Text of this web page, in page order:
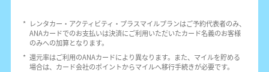
レンタカーやアクティビティでは100円につき1マイル、プ
ラスマイルプランでは1泊あたり最大2,000マイルを貯める
ことが可能です。旅行代金をANAカードで支払えば、さら
にマイルが貯まります。
* レンタカー・アクティビティ・プラスマイルプランはご予約代表者のみ、
ANAカードでのお支払いは決済にご利用いただいたカード名義のお客様
のみへの加算となります。
* 還元率はご利用のANAカードにより異なります。また、マイルを貯める
場合は、カード会社のポイントからマイルへ移行手続きが必要です。